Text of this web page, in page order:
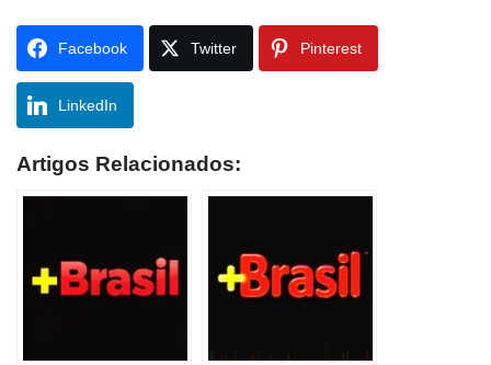
Facebook Twitter Pinterest
LinkedIn
Artigos Relacionados: